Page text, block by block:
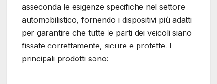
asseconda le esigenze specifiche nel settore
automobilistico, fornendo i dispositivi più adatti
per garantire che tutte le parti dei veicoli siano
fissate correttamente, sicure e protette. I
principali prodotti sono: